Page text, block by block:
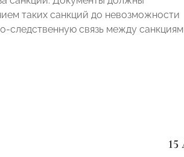
таких санкций до невозможности
следственную связь между
15